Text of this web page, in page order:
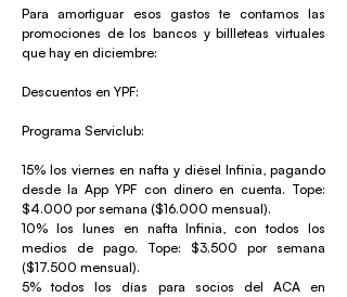
Para amortiguar esos gastos te contamos las
promociones de los bancos y billleteas virtuales
que hay en diciembre:
Descuentos en YPF:
Programa Serviclub:
15% los viernes en nafta y diésel Infinia, pagando
desde la App YPF con dinero en cuenta. Tope:
$4.000 por semana ($16.000 mensual).
10% los lunes en nafta Infinia, con todos los
medios de pago. Tope: $3.500 por semana
($17.500 mensual).
5% todos los días para socios del ACA en